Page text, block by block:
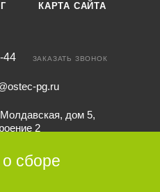
КАРТА САЙТА
44 ЗАКАЗАТЬ ЗВОНОК
pg.ru
дом 5,
2
РАССЫЛКУ
сборе